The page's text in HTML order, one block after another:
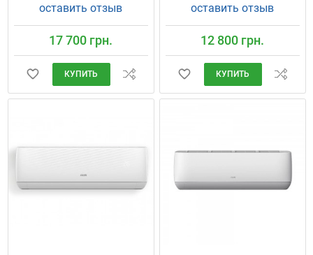
оставить отзыв
17 700 грн.
КУПИТЬ
оставить отзыв
12 800 грн.
КУПИТЬ